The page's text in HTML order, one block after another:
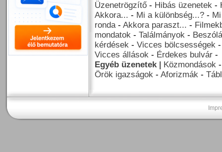
Üzenetrögzítő - Hibás üzenetek -
Akkora... - Mi a különbség...? -
ronda- Akkora paraszt... -
mondatok - Találmányok -
kérdések - Vicces bölcsességek
Vicces állások - Érdekes bulvár -
Egyéb üzenetek| Közmondások
Örök igazságok - Aforizmák -